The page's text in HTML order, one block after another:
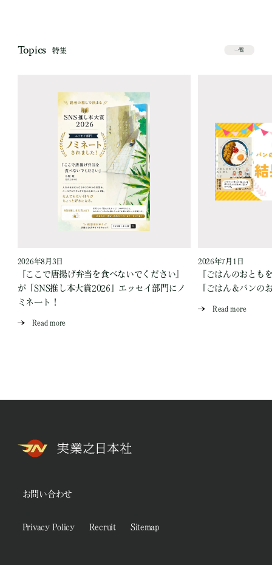
Topics 特集 一覧
2026年8月3日
『ここで唐揚げ弁当を食べないでください』
が「SNS推し本大賞2026」エッセイ部門にノ
ミネート！
Read more
2026年7月1日
『ごはんのおとも
「ごはん＆パンの
Read more
お問い合わせ
Privacy Policy Recruit Sitemap